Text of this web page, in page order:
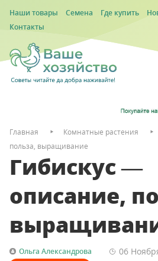
Наши товары Семена Где купить
Контакты
Главная Комнатные растения
польза, выращивание
Гибискус —
описание,
Ольга Александрова 06